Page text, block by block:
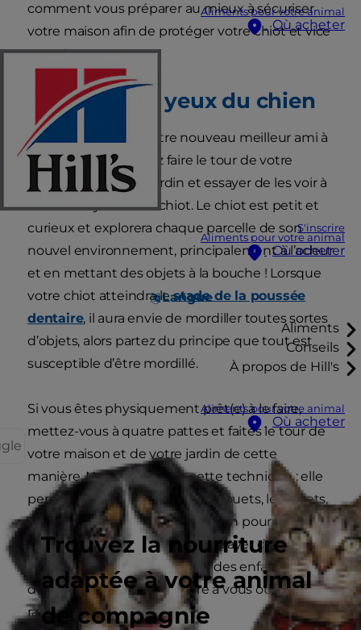
Aliments pour votre animal
Où acheter
S'inscrire
Aliments pour votre animal
Où acheter
Langue
Aliments
Conseils
À propos de Hill's
Aliments pour votre animal
Où acheter
Trouvez la nourriture
adaptée à votre animal
de compagnie
comment vous préparer au mieux à sécuriser
votre maison afin de protéger votre chiot et vice
versa !
À travers les yeux du chien
Avant de ramener votre nouveau meilleur ami à
la maison, vous devez faire le tour de votre
maison et de votre jardin et essayer de les voir à
travers les yeux d’un chiot. Le chiot est petit et
curieux et explorera chaque parcelle de son
nouvel environnement, principalement à l’odeur
et en mettant des objets à la bouche ! Lorsque
votre chiot atteindra lestade de la poussée
dentaire, il aura envie de mordiller toutes sortes
d’objets, alors partez du principe que tout est
susceptible d’être mordillé.
Si vous êtes physiquement prêt(e) à le faire,
mettez-vous à quatre pattes et faites le tour de
votre maison et de votre jardin de cette
manière. Ne négligez pas cette technique : elle
permet de mieux identifier les jouets, les objets,
voire les déchets, que votre chien pourrait
accidentellement avaler (ou essayer de manger
volontairement). Si vous avez des enfants,
demandez-leur de se joindre à vous ou de
ramper à votre place !